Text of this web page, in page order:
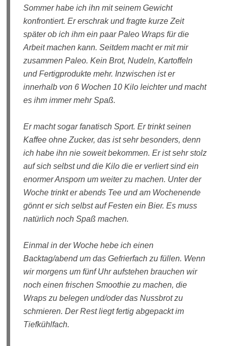
Sommer habe ich ihn mit seinem Gewicht
konfrontiert. Er erschrak und fragte kurze Zeit
später ob ich ihm ein paar Paleo Wraps für die
Arbeit machen kann. Seitdem macht er mit mir
zusammen Paleo. Kein Brot, Nudeln, Kartoffeln
und Fertigprodukte mehr. Inzwischen ist er
innerhalb von 6 Wochen 10 Kilo leichter und macht
es ihm immer mehr Spaß.
Er macht sogar fanatisch Sport. Er trinkt seinen
Kaffee ohne Zucker, das ist sehr besonders, denn
ich habe ihn nie soweit bekommen. Er ist sehr stolz
auf sich selbst und die Kilo die er verliert sind ein
enormer Ansporn um weiter zu machen. Unter der
Woche trinkt er abends Tee und am Wochenende
gönnt er sich selbst auf Festen ein Bier. Es muss
natürlich noch Spaß machen.
Einmal in der Woche hebe ich einen
Backtag/abend um das Gefrierfach zu füllen. Wenn
wir morgens um fünf Uhr aufstehen brauchen wir
noch einen frischen Smoothie zu machen, die
Wraps zu belegen und/oder das Nussbrot zu
schmieren. Der Rest liegt fertig abgepackt im
Tiefkühlfach.